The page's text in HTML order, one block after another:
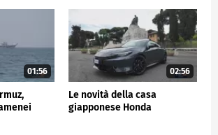
01:56 02:56
Le novità della casa
giapponese Honda